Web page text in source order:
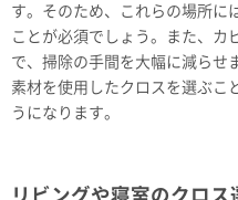
す。そのため、これらの場所に
ことが必須でしょう。また、カ
で、掃除の手間を大幅に減らせ
素材を使用したクロスを選ぶこ
うになります。
リビングや寝室のクロス